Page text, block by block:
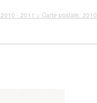
2010 - 2011 > Carte postale, 2010